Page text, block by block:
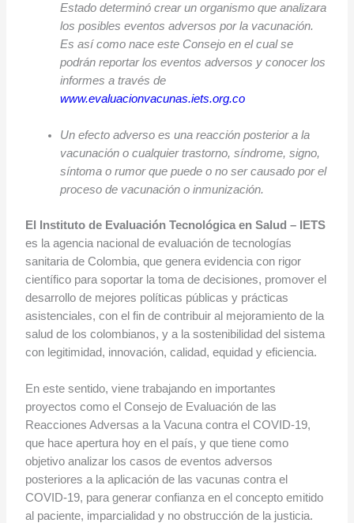
Estado determinó crear un organismo que analizara
los posibles eventos adversos por la vacunación.
Es así como nace este Consejo en el cual se
podrán reportar los eventos adversos y conocer los
informes a través de
www.evaluacionvacunas.iets.org.co
Un efecto adverso es una reacción posterior a la
vacunación o cualquier trastorno, síndrome, signo,
síntoma o rumor que puede o no ser causado por el
proceso de vacunación o inmunización.
El Instituto de Evaluación Tecnológica en Salud – IETS
es la agencia nacional de evaluación de tecnologías
sanitaria de Colombia, que genera evidencia con rigor
científico para soportar la toma de decisiones, promover el
desarrollo de mejores políticas públicas y prácticas
asistenciales, con el fin de contribuir al mejoramiento de la
salud de los colombianos, y a la sostenibilidad del sistema
con legitimidad, innovación, calidad, equidad y eficiencia.
En este sentido, viene trabajando en importantes
proyectos como el Consejo de Evaluación de las
Reacciones Adversas a la Vacuna contra el COVID-19,
que hace apertura hoy en el país, y que tiene como
objetivo analizar los casos de eventos adversos
posteriores a la aplicación de las vacunas contra el
COVID-19, para generar confianza en el concepto emitido
al paciente, imparcialidad y no obstrucción de la justicia.